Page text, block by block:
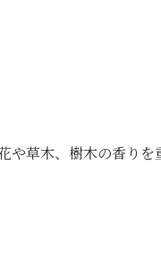
や草木、樹木の香りを